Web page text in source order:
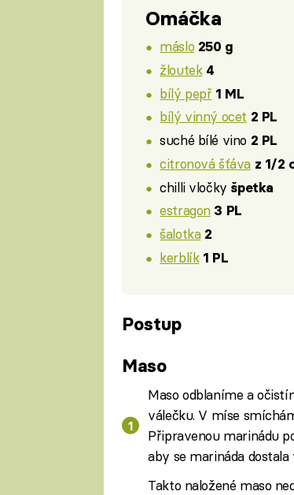
Omáčka
máslo 250 g
žloutek 4
bílý pepř 1 ML
bílý vinný ocet 2 PL
suché bílé vino 2 PL
citronová šťáva z 1/2
chilli vločky špetka
estragon 3 PL
šalotka 2
kerblík 1 PL
Postup
Maso
Maso odblaníme a
válečku. V míse
Připravenou marinádu
aby se marináda dostala
Takto naložené maso